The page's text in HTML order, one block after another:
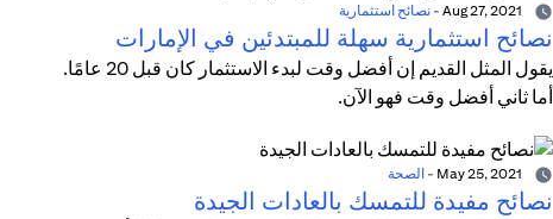
- نصائح استثمارية
نصائح استثمارية سهلة للمبتدئين في الإمارات
يقول المثل القديم إن أفضل وقت لبدء الاستثمار كان قبل 20 عامًا.
أما ثاني أفضل وقت فهو الآن.
- الصحة
نصائح مفيدة للتمسك بالعادات الجيدة